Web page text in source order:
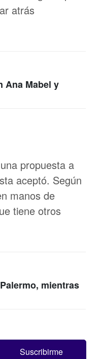
atrás
Ana Mabel y
propuesta a
aceptó. Según
manos de
tiene otros
mientras